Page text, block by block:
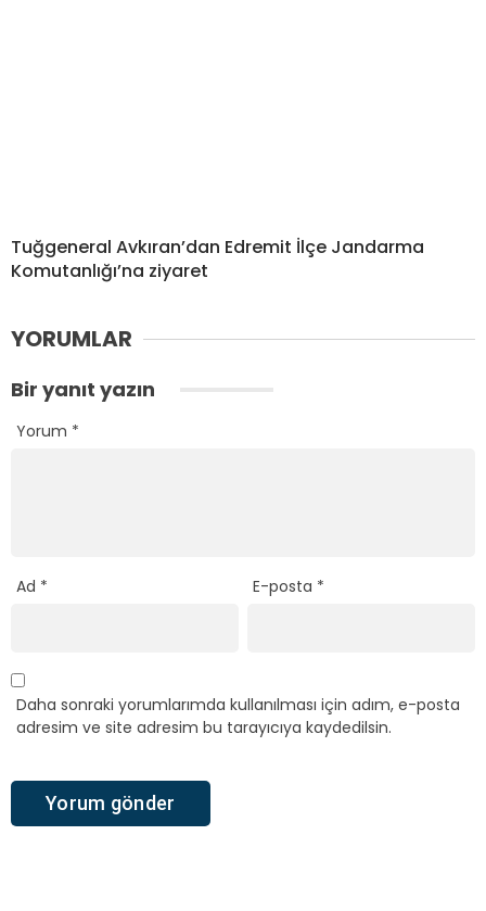
Tuğgeneral Avkıran’dan Edremit İlçe Jandarma
Komutanlığı’na ziyaret
YORUMLAR
Bir yanıt yazın
Yorum *
Ad * E-posta *
Daha sonraki yorumlarımda kullanılması için adım, e-posta
adresim ve site adresim bu tarayıcıya kaydedilsin.